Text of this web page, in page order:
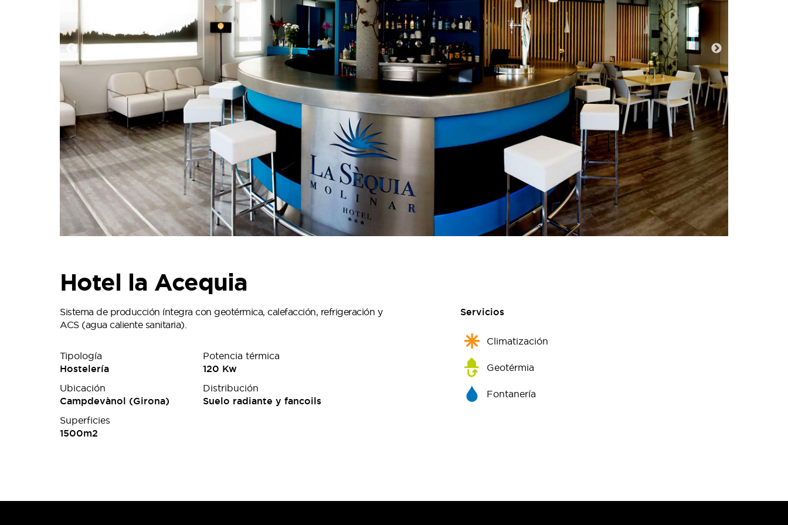
Hotel la Acequia
Sistema de producción íntegra con geotérmica, calefacción, refrigeración y
ACS (agua caliente sanitaria).
Tipología
Hostelería
Ubicación
Campdevànol (Girona)
Superficies
1500m2
Potencia térmica
120 Kw
Distribución
Suelo radiante y fancoils
Servicios
Climatización
Geotérmia
Fontanería